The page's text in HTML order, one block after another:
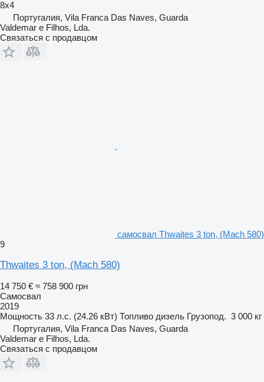
8x4
Португалия, Vila Franca Das Naves, Guarda
Valdemar e Filhos, Lda.
Связаться с продавцом
самосвал Thwaites 3 ton, (Mach 580)
9
Thwaites 3 ton, (Mach 580)
14 750 € ≈ 758 900 грн
Самосвал
2019
Мощность 33 л.с. (24.26 кВт) Топливо дизель Грузопод. 3 000 кг
Португалия, Vila Franca Das Naves, Guarda
Valdemar e Filhos, Lda.
Связаться с продавцом